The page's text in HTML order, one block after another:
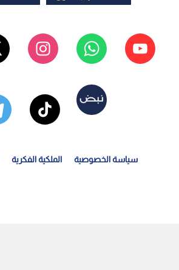
سياسة الخصوصية الملكية الفكرية